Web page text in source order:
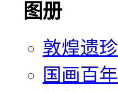
图册
敦煌遗珍
国画百年